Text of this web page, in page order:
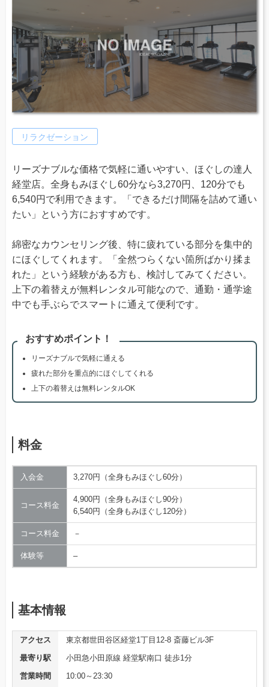
リラクゼーション
リーズナブルな価格で気軽に通いやすい、ほぐしの達人
経堂店。全身もみほぐし60分なら3,270円、120分でも
6,540円で利用できます。「できるだけ間隔を詰めて通い
たい」という方におすすめです。
綿密なカウンセリング後、特に疲れている部分を集中的
にほぐしてくれます。「全然つらくない箇所ばかり揉ま
れた」という経験がある方も、検討してみてください。
上下の着替えが無料レンタル可能なので、通勤・通学途
中でも手ぶらでスマートに通えて便利です。
おすすめポイント！
リーズナブルで気軽に通える
疲れた部分を重点的にほぐしてくれる
上下の着替えは無料レンタルOK
料金
入会金 3,270円（全身もみほぐし60分）
コース料金
4,900円（全身もみほぐし90分）
6,540円（全身もみほぐし120分）
コース料金 －
体験等 –
基本情報
アクセス
東京都世田谷区経堂1丁目12-8 斎藤ビル3F
最寄り駅
小田急小田原線 経堂駅南口 徒歩1分
営業時間
10:00～23:30